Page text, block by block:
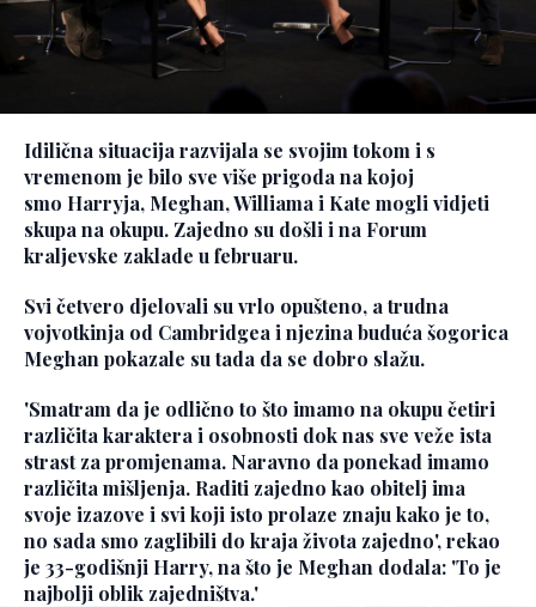
Idilična situacija razvijala se svojim tokom i s
vremenom je bilo sve više prigoda na kojoj
smo Harryja, Meghan, Williama i Kate mogli vidjeti
skupa na okupu. Zajedno su došli i na Forum
kraljevske zaklade u februaru.
Svi četvero djelovali su vrlo opušteno, a trudna
vojvotkinja od Cambridgea i njezina buduća šogorica
Meghan pokazale su tada da se dobro slažu.
'Smatram da je odlično to što imamo na okupu četiri
različita karaktera i osobnosti dok nas sve veže ista
strast za promjenama. Naravno da ponekad imamo
različita mišljenja. Raditi zajedno kao obitelj ima
svoje izazove i svi koji isto prolaze znaju kako je to,
no sada smo zaglibili do kraja života zajedno', rekao
je 33-godišnji Harry, na što je Meghan dodala: 'To je
najbolji oblik zajedništva.'